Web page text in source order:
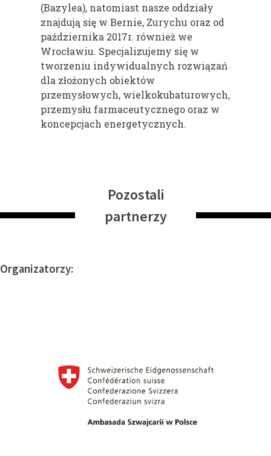
(Bazylea), natomiast nasze oddziały
znajdują się w Bernie, Zurychu oraz od
października 2017r. również we
Wrocławiu. Specjalizujemy się w
tworzeniu indywidualnych rozwiązań
dla złożonych obiektów
przemysłowych, wielkokubaturowych,
przemysłu farmaceutycznego oraz w
koncepcjach energetycznych.
Pozostali
partnerzy
Organizatorzy: